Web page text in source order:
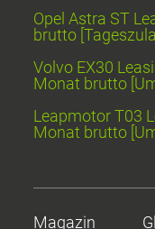
Opel Astra ST
brutto
Volvo EX30
Monat brutto
Leapmotor T03
Monat brutto
Magazin